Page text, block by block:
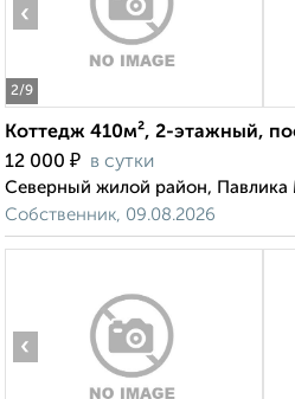
2/9
‹
Коттедж 410м², 2-этажный,
12 000 ₽ в сутки
Северный жилой район, Павлика
Собственник, 09.08.2026
‹